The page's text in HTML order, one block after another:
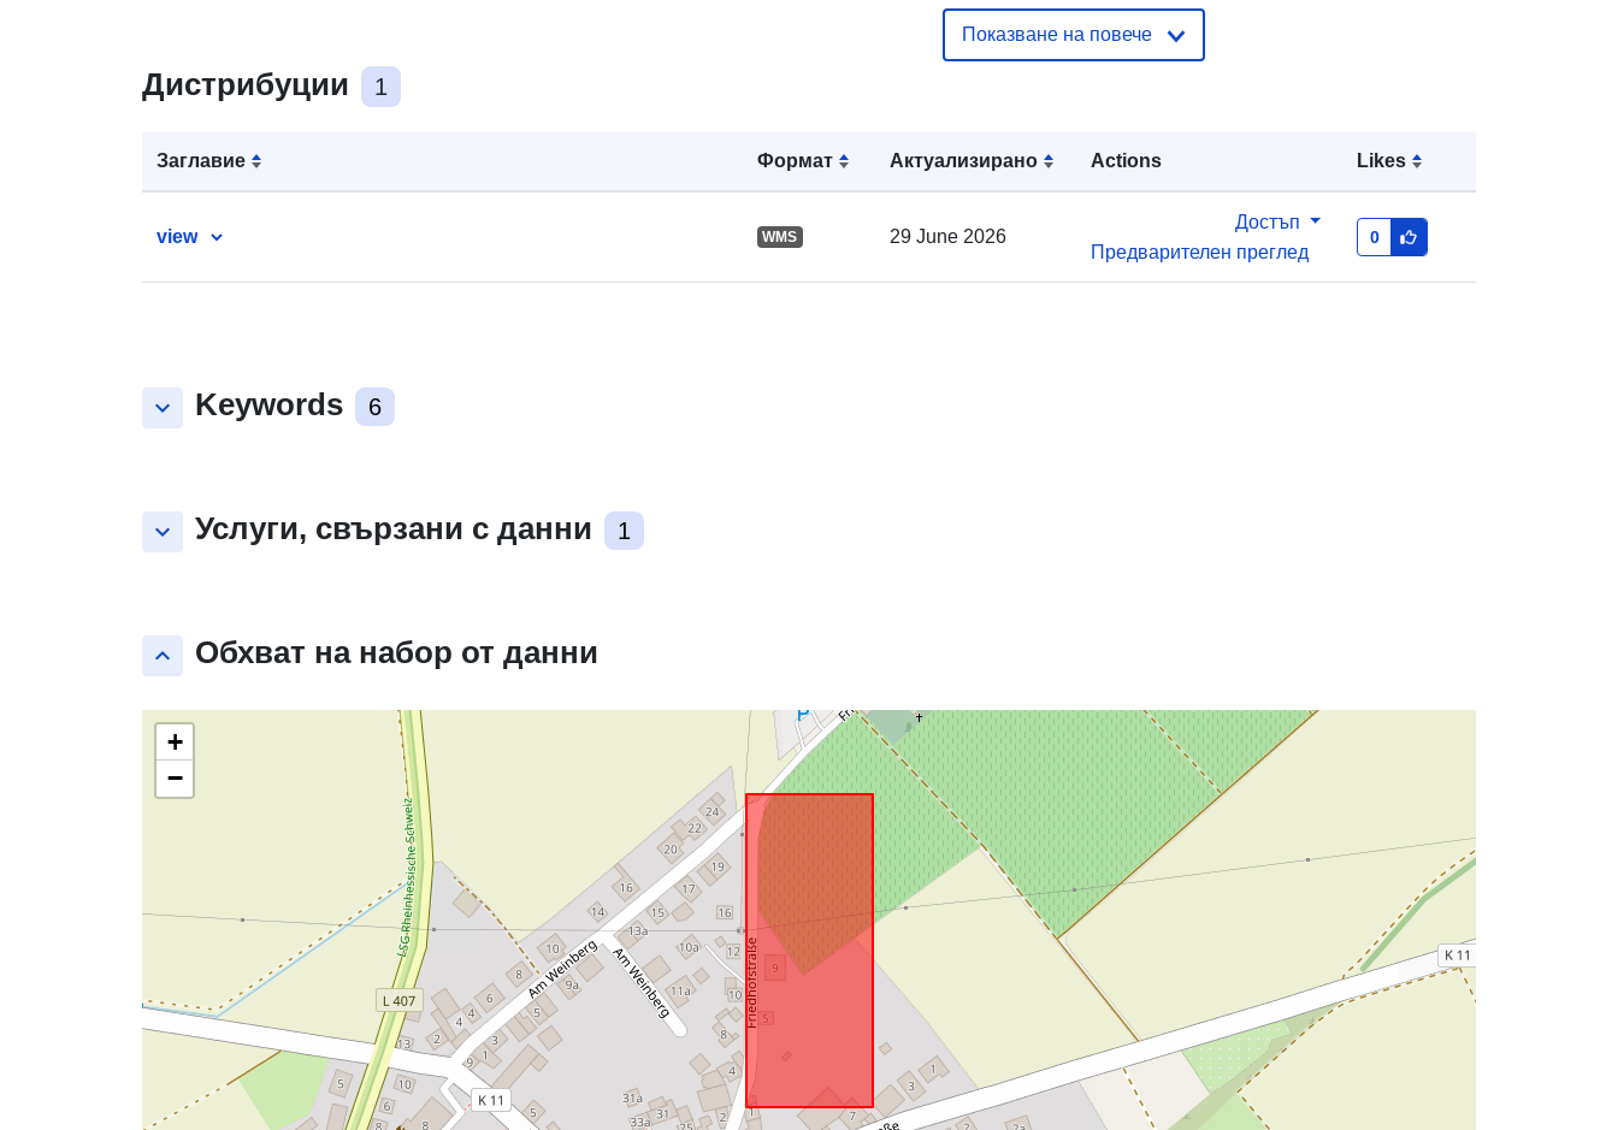
Дистрибуции 1
Заглавие Формат Актуализирано Actions Likes
view WMS 29 June 2026
Достъп
Предварителен преглед
0
keyboard_arrow_down Keywords 6
keyboard_arrow_down Услуги, свързани с данни 1
keyboard_arrow_up Обхват на набор от данни
+
−
Актуализирана на data.europa.eu:
25 July 2026
49.7289 ], [ 8.00596, 49.7289 ], [
8.00596, 49.7307 ] ]
Polygon
uriRef:
http://data.europa.eu/88u/dataset/8e
Показване на повече